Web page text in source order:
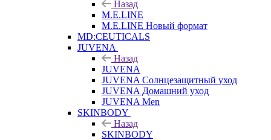
Назад
M.E.LINE
M.E.LINE Новый формат
MD:CEUTICALS
JUVENA
Назад
JUVENA
JUVENA Солнцезащитный уход
JUVENA Домашний уход
JUVENA Men
SKINBODY
Назад
SKINBODY